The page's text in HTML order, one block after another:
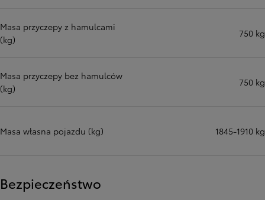
Masa przyczepy z hamulcami
(kg)
750 kg
Masa przyczepy bez hamulców
(kg)
750 kg
Masa własna pojazdu (kg) 1845-1910 kg
Bezpieczeństwo